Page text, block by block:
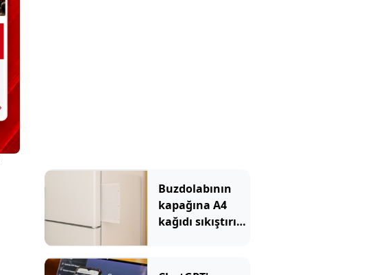
Buzdolabının
kapağına A4
kağıdı sıkıştırın